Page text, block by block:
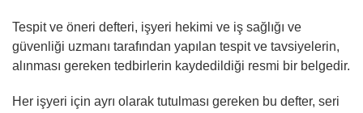
Tespit ve öneri defteri, işyeri hekimi ve iş sağlığı ve
güvenliği uzmanı tarafından yapılan tespit ve tavsiyelerin,
alınması gereken tedbirlerin kaydedildiği resmi bir belgedir.
Her işyeri için ayrı olarak tutulması gereken bu defter, seri